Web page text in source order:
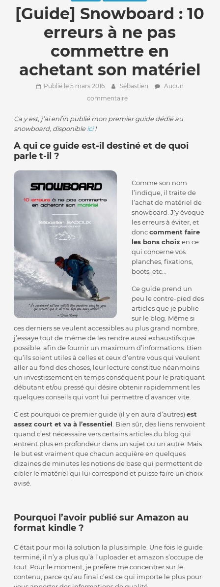
[Guide] Snowboard : 10
erreurs à ne pas
commettre en
achetant son matériel
Publié le 5 mars 2016 Sébastien
Aucun
commentaire
Ca y est, j’ai enfin publié mon premier guide dédié au
snowboard, disponibleici!
A qui ce guide est-il destiné et de quoi
parle t-il ?
Comme son nom
l’indique, il traite de
l’achat de matériel de
snowboard. J’y évoque
les erreurs à éviter, et
donccomment faire
les bons choixen ce
qui concerne vos
planches, fixations,
boots, etc…
Ce guide prend un
peu le contre-pied des
articles que je publie
sur le blog. Même si
ces derniers se veulent accessibles au plus grand nombre,
j’essaye tout de même de les rendre aussi exhaustifs que
possible, afin de fournir un maximum d’informations. Bien
qu’ils soient utiles à celles et ceux d’entre vous qui veulent
aller au fond des choses, leur lecture constitue néanmoins
un investissement en temps conséquent pour le pratiquant
débutant et/ou pressé qui désire obtenir rapidemment les
quelques conseils qui vont lui permettre d’avancer vite.
C’est pourquoi ce premier guide (il y en aura d’autres)est
assez court et va à l’essentiel . Bien sûr, des liens renvoient
quand c’est nécessaire vers certains articles du blog qui
entrent plus en profondeur dans un sujet ou un autre. Mais
le but est vraiment que chacun acquière en quelques
dizaines de minutes les notions de base qui permettent de
cibler le matériel qui lui correspond et puisse faire un choix
avisé.
Pourquoi l’avoir publié sur Amazon au
format kindle ?
C’était pour moi la solution la plus simple. Une fois le guide
terminé, il n’y a plus qu’à l’uploader et amazon s’occupe de
tout. Pour le moment, je préfère me concentrer sur le
contenu, parce qu’au final c’est ce qui importe le plus pour